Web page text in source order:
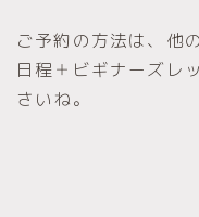
ご予約の方法は、他
日程＋ビギナーズレ
さいね。